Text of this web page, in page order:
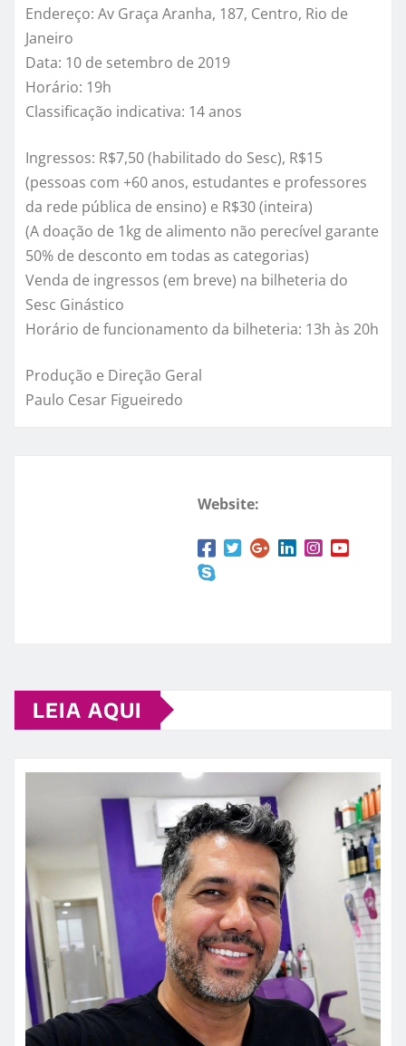
Endereço: Av Graça Aranha, 187, Centro, Rio de
Janeiro
Data: 10 de setembro de 2019
Horário: 19h
Classificação indicativa: 14 anos
Ingressos: R$7,50 (habilitado do Sesc), R$15
(pessoas com +60 anos, estudantes e professores
da rede pública de ensino) e R$30 (inteira)
(A doação de 1kg de alimento não perecível garante
50% de desconto em todas as categorias)
Venda de ingressos (em breve) na bilheteria do
Sesc Ginástico
Horário de funcionamento da bilheteria: 13h às 20h
Produção e Direção Geral
Paulo Cesar Figueiredo
Website:
LEIA AQUI